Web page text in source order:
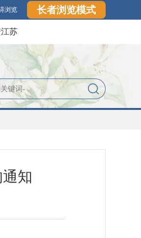
浏览 长者浏览模式
苏
知